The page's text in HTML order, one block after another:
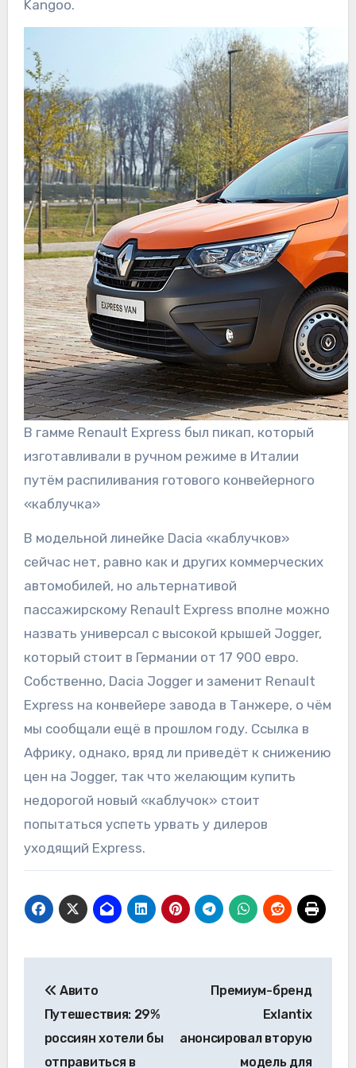
Kangoo.
В гамме Renault Express был пикап, который
изготавливали в ручном режиме в Италии
путём распиливания готового конвейерного
«каблучка»
В модельной линейке Dacia «каблучков»
сейчас нет, равно как и других коммерческих
автомобилей, но альтернативой
пассажирскому Renault Express вполне можно
назвать универсал с высокой крышей Jogger,
который стоит в Германии от 17 900 евро.
Собственно, Dacia Jogger и заменит Renault
Express на конвейере завода в Танжере, о чём
мы сообщали ещё в прошлом году. Ссылка в
Африку, однако, вряд ли приведёт к снижению
цен на Jogger, так что желающим купить
недорогой новый «каблучок» стоит
попытаться успеть урвать у дилеров
уходящий Express.
по
записям
Авито
Путешествия: 29%
россиян хотели бы
отправиться в
Премиум-бренд
Exlantix
анонсировал вторую
модель для